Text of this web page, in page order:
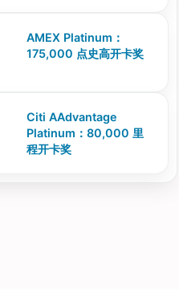
AMEX Platinum：
175,000 点史高开卡奖
Citi AAdvantage
Platinum：80,000 里
程开卡奖